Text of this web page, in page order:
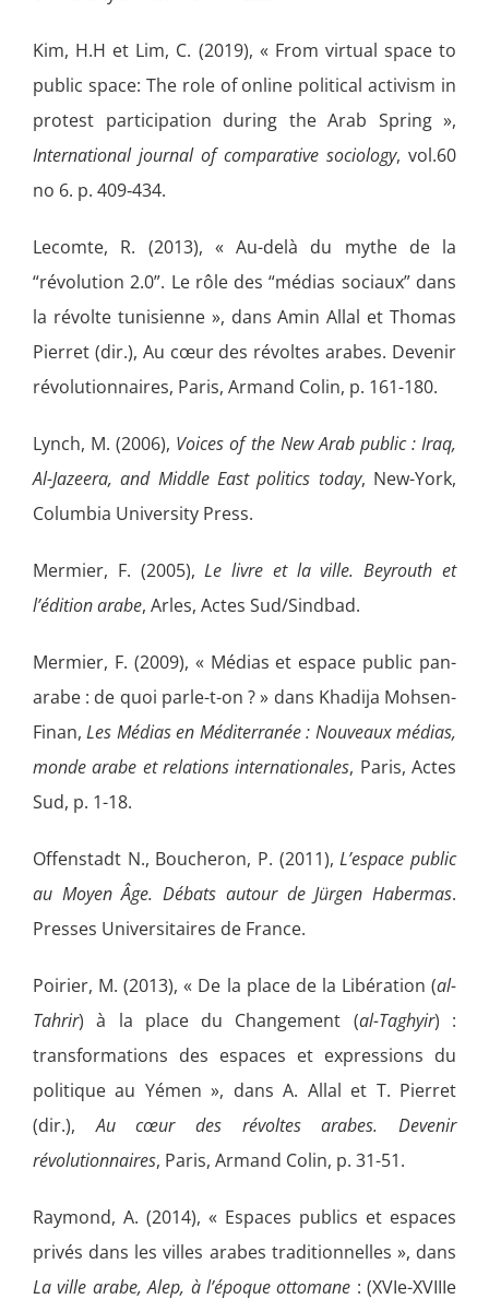
Kim, H.H et Lim, C. (2019), « From virtual space to
public space: The role of online political activism in
protest participation during the Arab Spring »,
International journal of comparative sociology, vol.60
no 6. p. 409‑434.
Lecomte, R. (2013), « Au-delà du mythe de la
“révolution 2.0”. Le rôle des “médias sociaux” dans
la révolte tunisienne », dans Amin Allal et Thomas
Pierret (dir.), Au cœur des révoltes arabes. Devenir
révolutionnaires, Paris, Armand Colin, p. 161-180.
Lynch, M. (2006), Voices of the New Arab public : Iraq,
Al-Jazeera, and Middle East politics today, New-York,
Columbia University Press.
Mermier, F. (2005),Le livre et la ville. Beyrouth et
l’édition arabe, Arles, Actes Sud/Sindbad.
Mermier, F. (2009), « Médias et espace public pan-
arabe : de quoi parle-t-on ? » dans Khadija Mohsen-
Finan,Les Médias en Méditerranée : Nouveaux médias,
monde arabe et relations internationales, Paris, Actes
Sud, p. 1-18.
Offenstadt N., Boucheron, P. (2011),L’espace public
au Moyen Âge. Débats autour de Jürgen Habermas.
Presses Universitaires de France.
Poirier, M. (2013), « De la place de la Libération (al-
Tahrir) à la place du Changement (al-Taghyir) :
transformations des espaces et expressions du
politique au Yémen », dans A. Allal et T. Pierret
(dir.),Au cœur des révoltes arabes. Devenir
révolutionnaires, Paris, Armand Colin, p. 31-51.
Raymond, A. (2014), « Espaces publics et espaces
privés dans les villes arabes traditionnelles », dans
La ville arabe, Alep, à l’époque ottomane : (XVIe-XVIIIe